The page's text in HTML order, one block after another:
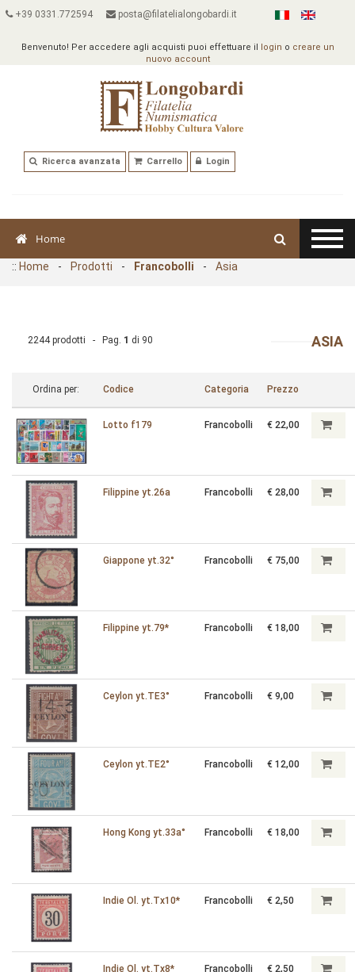
+39 0331.772594 posta@filatelialongobardi.it
Benvenuto! Per accedere agli acquisti puoi effettuare il login o creare un
nuovo account
Ricerca avanzata Carrello Login
Home
:: Home - Prodotti - Francobolli - Asia
ASIA
2244 prodotti - Pag. 1 di 90
Ordina per: Codice Categoria Prezzo
Lotto f179 Francobolli € 22,00
Filippine yt.26a Francobolli € 28,00
Giappone yt.32° Francobolli € 75,00
Filippine yt.79* Francobolli € 18,00
Ceylon yt.TE3° Francobolli € 9,00
Ceylon yt.TE2° Francobolli € 12,00
Hong Kong yt.33a° Francobolli € 18,00
Indie Ol. yt.Tx10* Francobolli € 2,50
Indie Ol. yt.Tx8* Francobolli € 2,50